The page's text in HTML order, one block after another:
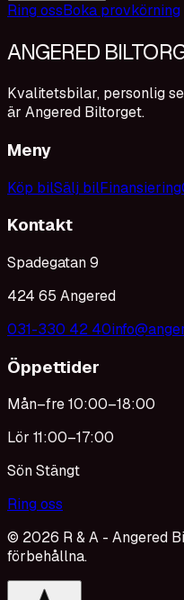
Ring ossBoka provkörning
ANGERED
Kvalitetsbilar, personlig
är Angered Biltorget.
Meny
Köp bilSälj bilFinansiering
Kontakt
Spadegatan 9
424 65 Angered
031-330 42 40
Öppettider
Mån–fre 10:00–18:00
Lör 11:00–17:00
Sön Stängt
Ring oss
© 2026 R & A - Angered
förbehållna.